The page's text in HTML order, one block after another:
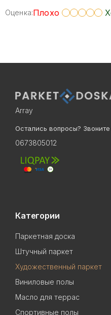
Оценка:Плохо
Array
Остались вопросы?
0673805012
Категории
Паркетная доска
Штучный паркет
Художественный паркет
Виниловые полы
Масло для террас
Спортивные полы